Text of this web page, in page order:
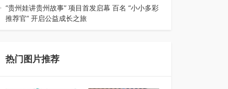
景区，贵州首个水上喀斯特沉浸式RPG…
“贵州娃讲贵州故事” 项目首发启幕 百名 “小小多彩
推荐官” 开启公益成长之旅
热门图片推荐